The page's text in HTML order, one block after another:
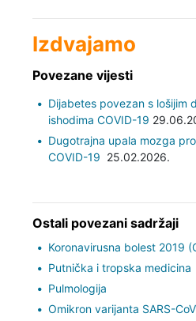
Izdvajamo
Povezane vijesti
Dijabetes povezan s lošijim
ishodima COVID-19
Dugotrajna upala mozga
COVID-19 25.02.2026.
Ostali povezani sadržaji
Koronavirusna bolest 2019
Putnička i tropska medicina
Pulmologija
Omikron varijanta SARS-